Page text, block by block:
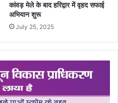
कांवड़ मेले के बाद हरिद्वार में वृहद सफाई
अभियान शुरू
July 25, 2025